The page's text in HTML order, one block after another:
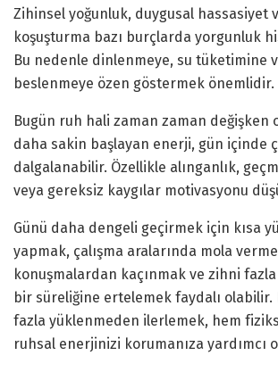
Zihinsel yoğunluk, duygusal hassasiyet
koşuşturma bazı burçlarda yorgunluk
Bu nedenle dinlenmeye, su tüketimine
beslenmeye özen göstermek önemlidir.
Bugün ruh hali zaman zaman değişken
daha sakin başlayan enerji, gün içinde
dalgalanabilir. Özellikle alınganlık,
veya gereksiz kaygılar motivasyonu
Günü daha dengeli geçirmek için kısa
yapmak, çalışma aralarında mola
konuşmalardan kaçınmak ve zihni
bir süreliğine ertelemek faydalı olabilir.
fazla yüklenmeden ilerlemek, hem
ruhsal enerjinizi korumanıza yardımcı